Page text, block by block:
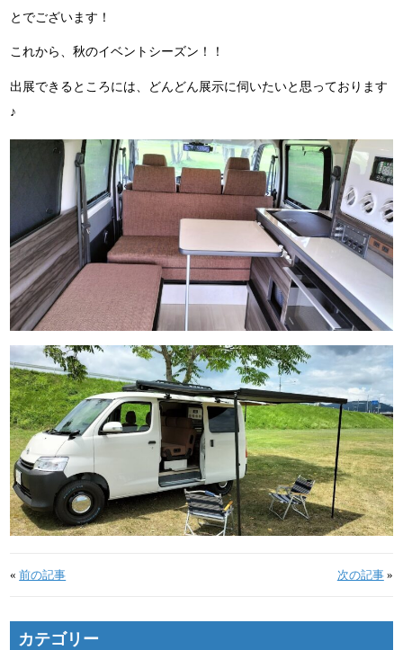
とでございます！
これから、秋のイベントシーズン！！
出展できるところには、どんどん展示に伺いたいと思っております
♪
«前の記事 次の記事»
カテゴリー